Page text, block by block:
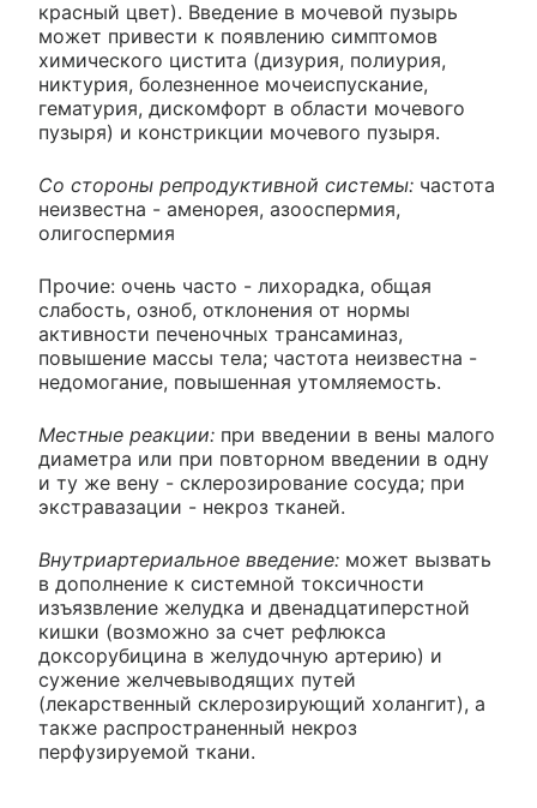
красный цвет). Введение в мочевой пузырь
может привести к появлению симптомов
химического цистита (дизурия, полиурия,
никтурия, болезненное мочеиспускание,
гематурия, дискомфорт в области мочевого
пузыря) и констрикции мочевого пузыря.
Со стороны репродуктивной системы: частота
неизвестна - аменорея, азооспермия,
олигоспермия
Прочие: очень часто - лихорадка, общая
слабость, озноб, отклонения от нормы
активности печеночных трансаминаз,
повышение массы тела; частота неизвестна -
недомогание, повышенная утомляемость.
Местные реакции: при введении в вены малого
диаметра или при повторном введении в одну
и ту же вену - склерозирование сосуда; при
экстравазации - некроз тканей.
Внутриартериальное введение: может вызвать
в дополнение к системной токсичности
изъязвление желудка и двенадцатиперстной
кишки (возможно за счет рефлюкса
доксорубицина в желудочную артерию) и
сужение желчевыводящих путей
(лекарственный склерозирующий холангит), а
также распространенный некроз
перфузируемой ткани.